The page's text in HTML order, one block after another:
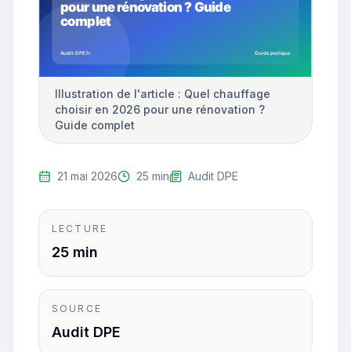
Illustration de l'article : Quel chauffage
choisir en 2026 pour une rénovation ?
Guide complet
21 mai 2026 25 min Audit DPE
LECTURE
25 min
SOURCE
Audit DPE